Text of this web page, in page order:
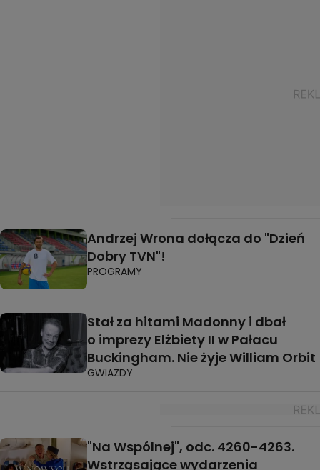
Andrzej Wrona dołącza do "Dzień
Dobry TVN"!
PROGRAMY
Stał za hitami Madonny i dbał
o imprezy Elżbiety II w Pałacu
Buckingham. Nie żyje William Orbit
GWIAZDY
"Na Wspólnej", odc. 4260-4263.
Wstrząsające wydarzenia